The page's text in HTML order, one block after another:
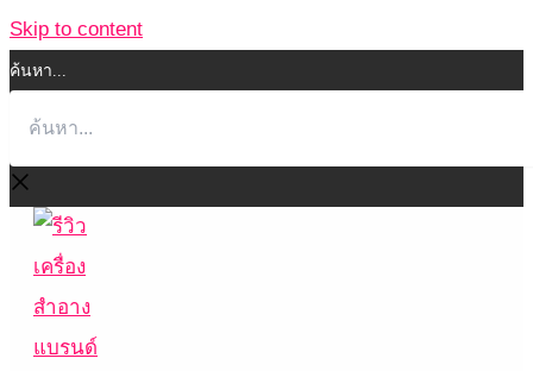
Skip to content
ค้นหา...